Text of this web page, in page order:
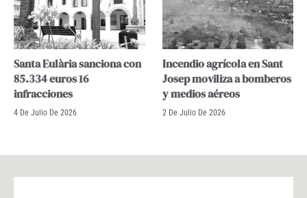
Santa Eulària sanciona con
85.334 euros 16
infracciones
4 De Julio De 2026
Incendio agrícola en Sant
Josep moviliza a bomberos
y medios aéreos
2 De Julio De 2026